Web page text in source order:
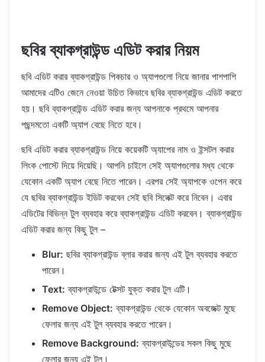
ছবির ব্যাকগ্রাউন্ড এডিট করার নিয়ম
ছবি এডিট করার ব্যাকগ্রাউন্ড পিকচার ও অ্যাপগুলো নিয়ে জানার পাশপাশি
আমাদের এটিও জেনে নেওয়া উচিত কিভাবে ছবির ব্যাকগ্রাউন্ড এডিট করতে
হয়। ছবি ব্যাকগ্রাউন্ড এডিট করার জন্য আপনাকে প্রথমে আপনার
পছন্দমতো একটি অ্যাপ বেছে নিতে হবে।
ছবি এডিট করার ব্যাকগ্রাউন্ড নিয়ে কয়েকটি অ্যাপের নাম ও ইন্সটল করার
লিংক পোস্টে দিয়ে দিয়েছি। আপনি চাইলে সেই অ্যাপগুলোর মধ্য থেকে
যেকোন একটি অ্যাপ বেছে নিতে পারেন। এরপর সেই অ্যাপকে ওপেন করে
যে ছবির ব্যাকগ্রাউন্ড ইডিট করবেন সেই ছবি সিলেক্ট করে নিবেন। এবার
এডিটের বিভিন্ন টুল ব্যবহার করে ব্যাকগ্রাউন্ড এডিট করবেন। ব্যাকগ্রাউন্ড
এডিট করার জন্য কিছু টুল –
Blur: ছবির ব্যাকগ্রাউন্ড ব্লার করার জন্য এই টুল ব্যবহার করতে
পারেন।
Text: ব্যাকগ্রাউন্ডে টেক্সট যুক্ত করার টুল এটি।
Remove Object: ব্যাকগ্রাউন্ড থেকে যেকোন অবজেক্ট মুছে
ফেলার জন্য এই টুল ব্যবহার করতে পারেন।
Remove Background: ব্যাকগ্রাউন্ডের সকল কিছু মুছে
ফেলার জন্য এই টুল।